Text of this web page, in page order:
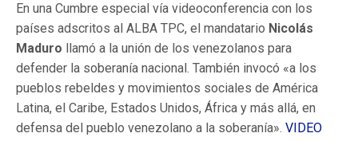
En una Cumbre especial vía videoconferencia con los
países adscritos al ALBA TPC, el mandatario Nicolás
Maduro llamó a la unión de los venezolanos para
defender la soberanía nacional. También invocó «a los
pueblos rebeldes y movimientos sociales de América
Latina, el Caribe, Estados Unidos, África y más allá, en
defensa del pueblo venezolano a la soberanía». VIDEO